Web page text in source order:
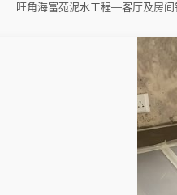
旺角海富苑泥水工程—客厅及房